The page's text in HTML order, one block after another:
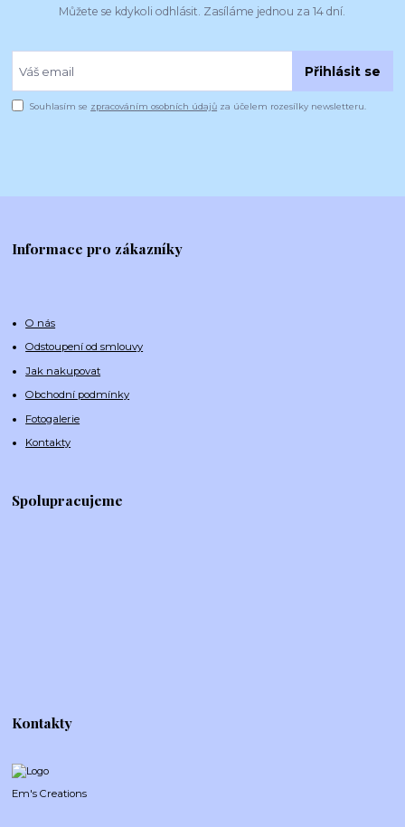
Můžete se kdykoli odhlásit. Zasíláme jednou za 14 dní.
Přihlásit se
Souhlasím se zpracováním osobních údajů za účelem rozesílky newsletteru.
Informace pro zákazníky
O nás
Odstoupení od smlouvy
Jak nakupovat
Obchodní podmínky
Fotogalerie
Kontakty
Spolupracujeme
Kontakty
Em's Creations